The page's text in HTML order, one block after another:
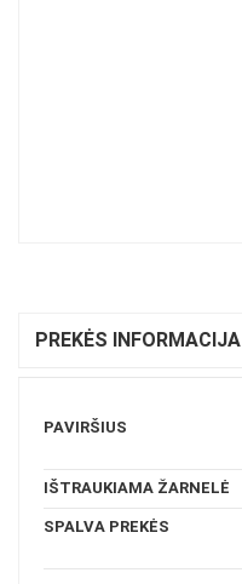
PREKĖS INFORMACIJA
PAVIRŠIUS
IŠTRAUKIAMA ŽARNELĖ
SPALVA PREKĖS